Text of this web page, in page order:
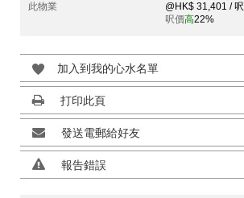
此物業
@HK$ 31,401 / 呎
呎價高22%
加入到我的心水名單
打印此頁
發送電郵給好友
報告錯誤